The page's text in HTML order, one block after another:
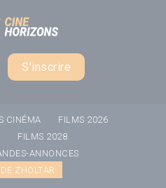
S'inscrire
CINÉMA
FILMS 2026
FILMS 2028
ANNONCES
ZHOLTAR